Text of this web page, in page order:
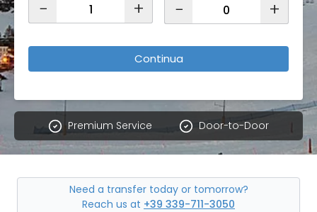
− + − +
Continua
Premium Service Door-to-Door
Need a transfer today or tomorrow?
Reach us at +39 339-711-3050